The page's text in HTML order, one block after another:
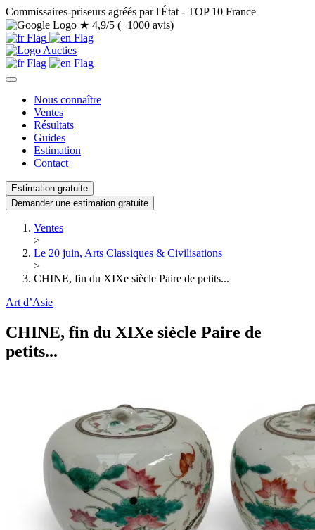
Commissaires-priseurs agréés par l'État - TOP 10 France
★ 4,9/5 (+1000 avis)
Nous connaître
Ventes
Résultats
Guides
Estimation
Contact
Estimation gratuite
Demander une estimation gratuite
Ventes
>
Le 20 juin, Arts Classiques & Civilisations
>
CHINE, fin du XIXe siècle Paire de petits...
Art d’Asie
CHINE, fin du XIXe siècle Paire de
petits...